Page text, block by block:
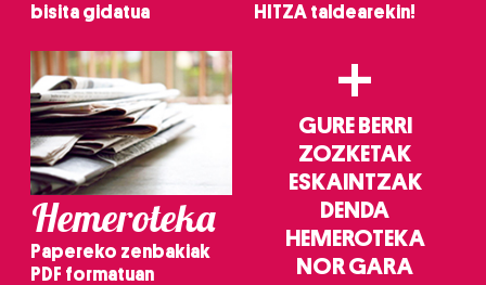
bisita gidatua
HITZA taldearekin!
Hemeroteka
Papereko zenbakiak
PDF formatuan
+
GURE BERRI
ZOZKETAK
ESKAINTZAK
DENDA
HEMEROTEKA
NOR GARA